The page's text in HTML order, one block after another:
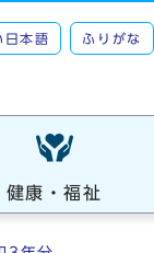
日本語 ふりがな
健康・福祉